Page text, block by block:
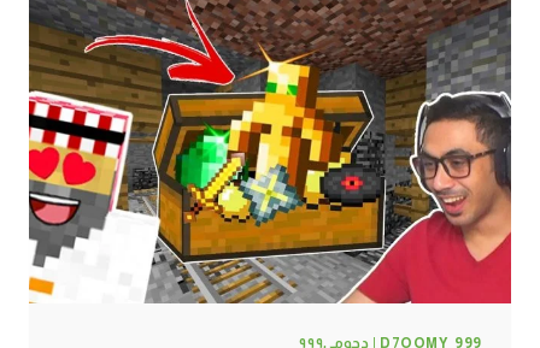
شيء
مستحيل!
D7OOMY_999 | دحومي٩٩٩